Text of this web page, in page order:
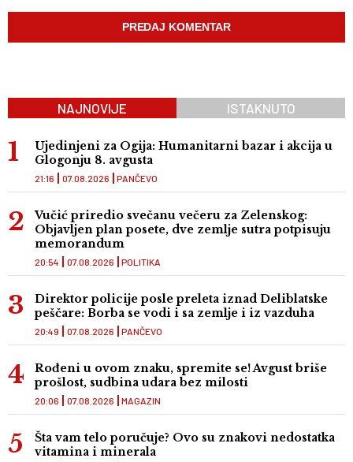
NAJNOVIJE ISTAKNUTO
Ujedinjeni za Ogija: Humanitarni bazar i akcija u
Glogonju 8. avgusta
PANČEVO
21:16 07.08.2026
Vučić priredio svečanu večeru za Zelenskog:
Objavljen plan posete, dve zemlje sutra potpisuju
memorandum
POLITIKA
20:54 07.08.2026
Direktor policije posle preleta iznad Deliblatske
peščare: Borba se vodi i sa zemlje i iz vazduha
PANČEVO
20:49 07.08.2026
Rođeni u ovom znaku, spremite se! Avgust briše
prošlost, sudbina udara bez milosti
MAGAZIN
20:06 07.08.2026
Šta vam telo poručuje? Ovo su znakovi nedostatka
vitamina i minerala